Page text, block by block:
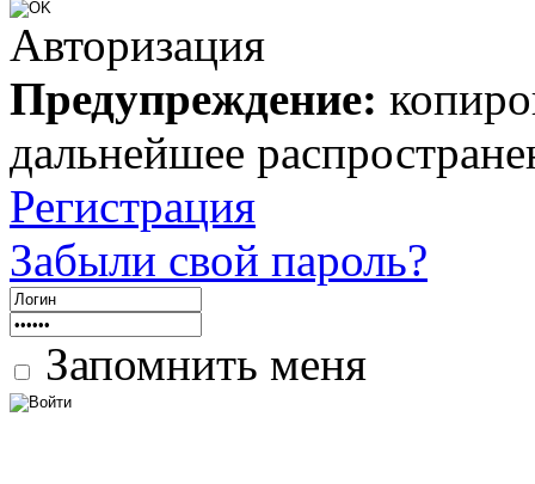
Авторизация
Предупреждение:
дальнейшее
Регистрация
Забыли свой пароль?
Запомнить меня